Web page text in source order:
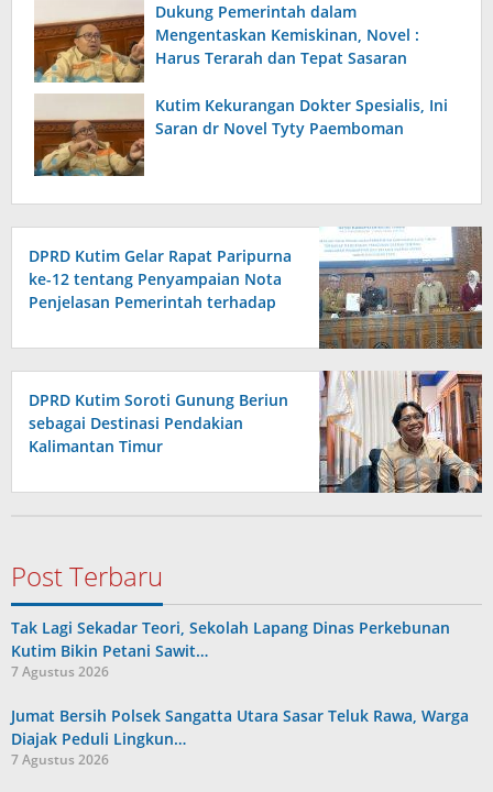
Dukung Pemerintah dalam
Mengentaskan Kemiskinan, Novel :
Harus Terarah dan Tepat Sasaran
Kutim Kekurangan Dokter Spesialis, Ini
Saran dr Novel Tyty Paemboman
DPRD Kutim Gelar Rapat Paripurna
ke-12 tentang Penyampaian Nota
Penjelasan Pemerintah terhadap
DPRD Kutim Soroti Gunung Beriun
sebagai Destinasi Pendakian
Kalimantan Timur
Post Terbaru
Tak Lagi Sekadar Teori, Sekolah Lapang Dinas Perkebunan
Kutim Bikin Petani Sawit…
7 Agustus 2026
Jumat Bersih Polsek Sangatta Utara Sasar Teluk Rawa, Warga
Diajak Peduli Lingkun…
7 Agustus 2026